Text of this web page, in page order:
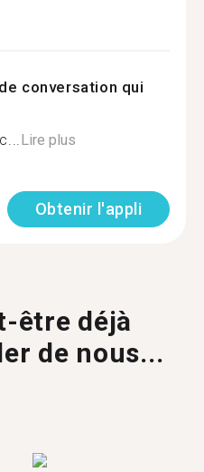
conversation qui
Lire plus
Obtenir l'appli
être déjà
de nous...